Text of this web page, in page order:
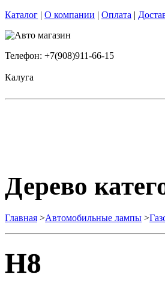
Каталог | О компании | Оплата |
Телефон: +7(908)911-66-15
Калуга
Дерево
Главная >Автомобильные лампы >
H8